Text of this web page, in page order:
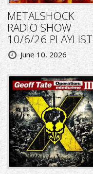
METALSHOCK
RADIO SHOW
10/6/26 PLAYLIST
June 10, 2026